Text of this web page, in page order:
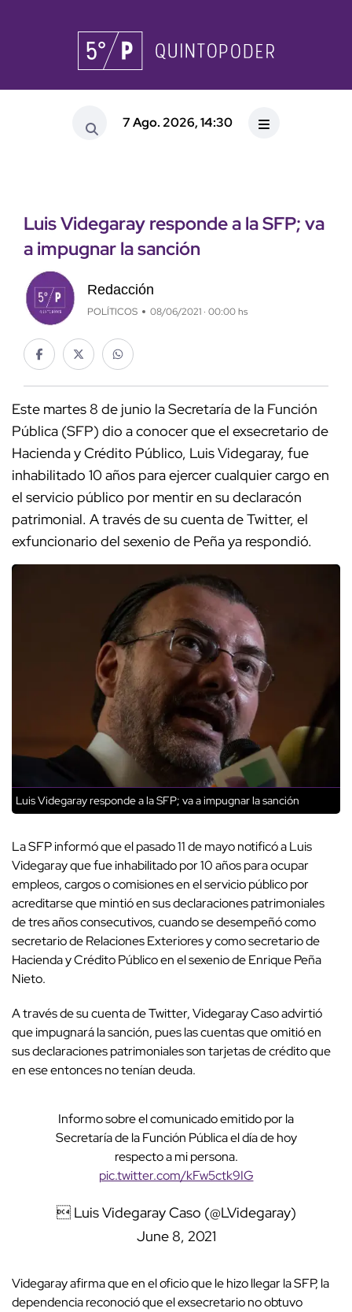
7 Ago. 2026, 14:30
Luis Videgaray responde a la SFP; va
a impugnar la sanción
Redacción
POLÍTICOS 08/06/2021 · 00:00 hs
Este martes 8 de junio la Secretaría de la Función
Pública (SFP) dio a conocer que el exsecretario de
Hacienda y Crédito Público, Luis Videgaray, fue
inhabilitado 10 años para ejercer cualquier cargo en
el servicio público por mentir en su declaracón
patrimonial. A través de su cuenta de Twitter, el
exfuncionario del sexenio de Peña ya respondió.
Luis Videgaray responde a la SFP; va a impugnar la sanción
La SFP informó que el pasado 11 de mayo notificó a Luis
Videgaray que fue inhabilitado por 10 años para ocupar
empleos, cargos o comisiones en el servicio público por
acreditarse que mintió en sus declaraciones patrimoniales
de tres años consecutivos, cuando se desempeñó como
secretario de Relaciones Exteriores y como secretario de
Hacienda y Crédito Público en el sexenio de Enrique Peña
Nieto.
A través de su cuenta de Twitter, Videgaray Caso advirtió
que impugnará la sanción, pues las cuentas que omitió en
sus declaraciones patrimoniales son tarjetas de crédito que
en ese entonces no tenían deuda.
Informo sobre el comunicado emitido por la
Secretaría de la Función Pública el día de hoy
respecto a mi persona.
pic.twitter.com/kFw5ctk9IG
 Luis Videgaray Caso (@LVidegaray)
June 8, 2021
Videgaray afirma que en el oficio que le hizo llegar la SFP, la
dependencia reconoció que el exsecretario no obtuvo